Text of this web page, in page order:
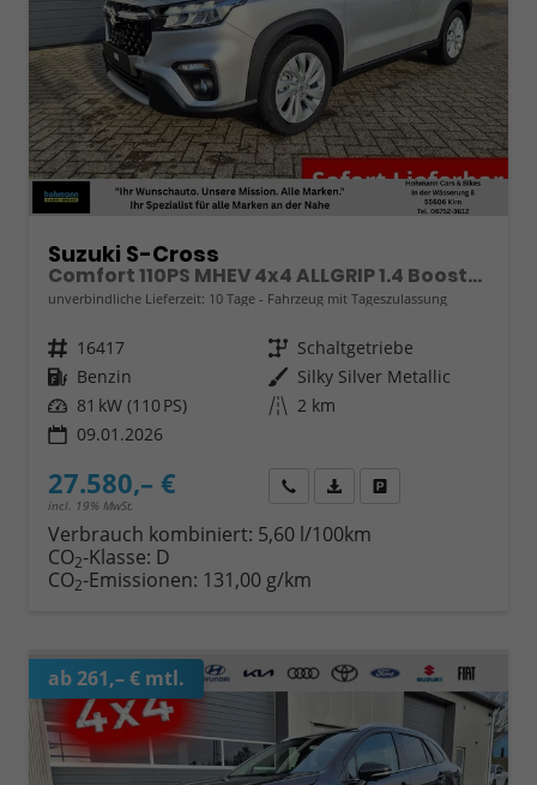
Suzuki S-Cross
Comfort 110PS MHEV 4x4 ALLGRIP 1.4 Boosterjet Navi Klimaautomatik Sitzheizung ACC PDC v+h Rückf.Kamera Suzuki-Radio Apple CarPlay Android Auto Touchscreen 2xKeyless 17-LM
unverbindliche Lieferzeit: 10 Tage Fahrzeug mit Tageszulassung
Fahrzeugnr. 16417 Getriebe Schaltgetriebe
Kraftstoff Benzin Außenfarbe Silky Silver Metallic
Leistung 81 kW (110 PS) Kilometerstand 2 km
09.01.2026
27.580,– €
incl. 19% MwSt.
Wir rufen Sie anFahrzeugexposé (PDF)
Verbrauch kombiniert: 5,60 l/100km
CO2-Klasse: D
CO2-Emissionen: 131,00 g/km
ab 261,– € mtl.